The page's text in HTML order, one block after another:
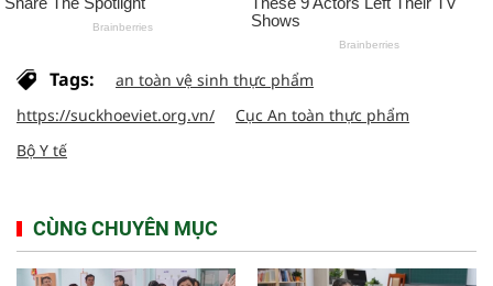
Tags:
an toàn vệ sinh thực phẩm
https://suckhoeviet.org.vn/
Cục An toàn thực phẩm
Bộ Y tế
CÙNG CHUYÊN MỤC